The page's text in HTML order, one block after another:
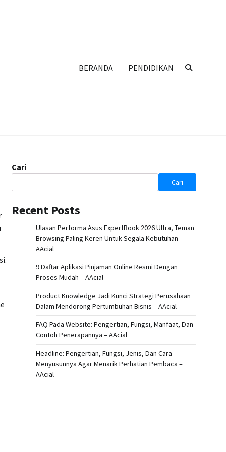
BERANDA PENDIDIKAN
Cari
Cari
Recent Posts
Ulasan Performa Asus ExpertBook 2026 Ultra, Teman
Browsing Paling Keren Untuk Segala Kebutuhan –
AAcial
9 Daftar Aplikasi Pinjaman Online Resmi Dengan
Proses Mudah – AAcial
Product Knowledge Jadi Kunci Strategi Perusahaan
Dalam Mendorong Pertumbuhan Bisnis – AAcial
FAQ Pada Website: Pengertian, Fungsi, Manfaat, Dan
Contoh Penerapannya – AAcial
Headline: Pengertian, Fungsi, Jenis, Dan Cara
Menyusunnya Agar Menarik Perhatian Pembaca –
AAcial